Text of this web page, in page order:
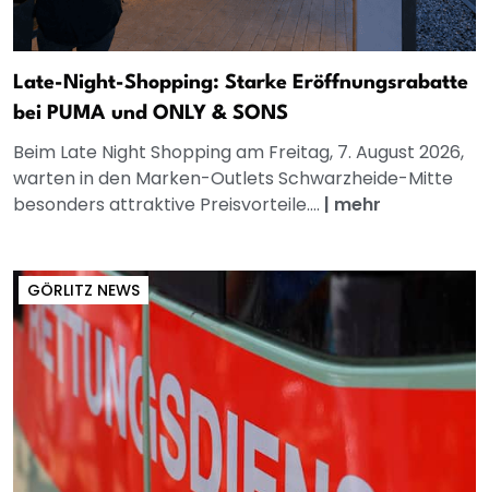
Late-Night-Shopping: Starke Eröffnungsrabatte
bei PUMA und ONLY & SONS
Beim Late Night Shopping am Freitag, 7. August 2026,
warten in den Marken-Outlets Schwarzheide-Mitte
besonders attraktive Preisvorteile.... | mehr
GÖRLITZ NEWS